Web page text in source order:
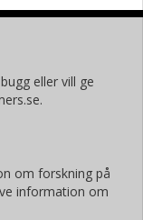
eller vill ge
om forskning på
information om